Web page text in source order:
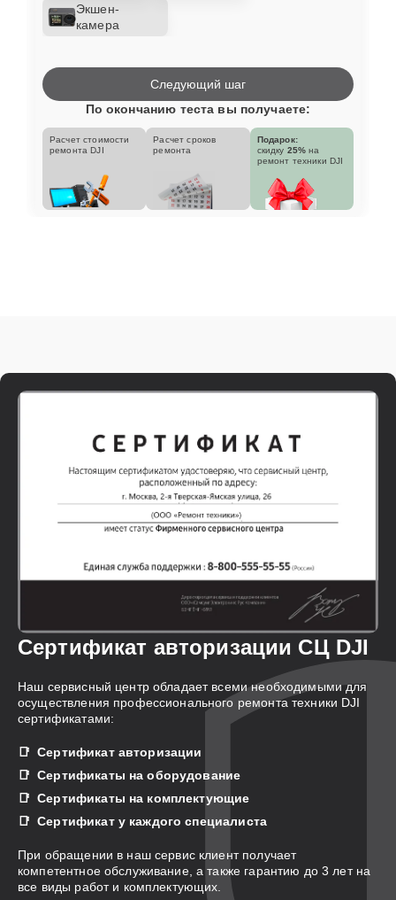
Экшен-
камера
Следующий шаг
По окончанию теста вы получаете:
Расчет стоимости
ремонта DJI
Расчет сроков
ремонта
Подарок:
скидку 25% на
ремонт техники DJI
Сертификат авторизации СЦ DJI
Наш сервисный центр обладает всеми необходимыми для
осуществления профессионального ремонта техники DJI
сертификатами:
Сертификат авторизации
Сертификаты на оборудование
Сертификаты на комплектующие
Сертификат у каждого специалиста
При обращении в наш сервис клиент получает
компетентное обслуживание, а также гарантию до 3 лет на
все виды работ и комплектующих.